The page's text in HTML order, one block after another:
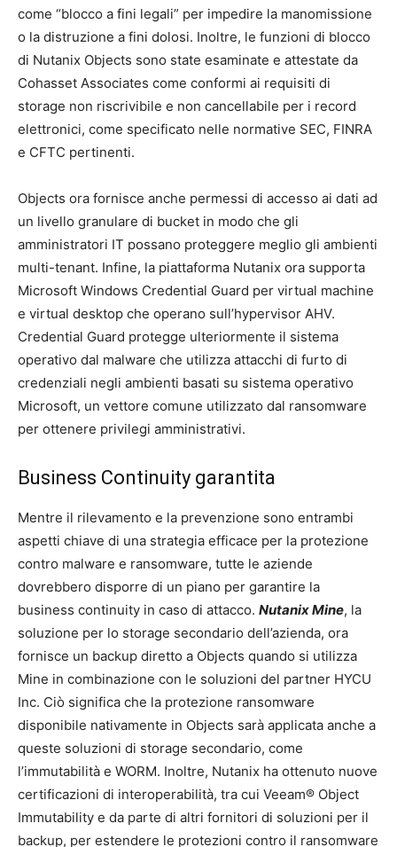
come “blocco a fini legali” per impedire la manomissione
o la distruzione a fini dolosi. Inoltre, le funzioni di blocco
di Nutanix Objects sono state esaminate e attestate da
Cohasset Associates come conformi ai requisiti di
storage non riscrivibile e non cancellabile per i record
elettronici, come specificato nelle normative SEC, FINRA
e CFTC pertinenti.
Objects ora fornisce anche permessi di accesso ai dati ad
un livello granulare di bucket in modo che gli
amministratori IT possano proteggere meglio gli ambienti
multi-tenant. Infine, la piattaforma Nutanix ora supporta
Microsoft Windows Credential Guard per virtual machine
e virtual desktop che operano sull’hypervisor AHV.
Credential Guard protegge ulteriormente il sistema
operativo dal malware che utilizza attacchi di furto di
credenziali negli ambienti basati su sistema operativo
Microsoft, un vettore comune utilizzato dal ransomware
per ottenere privilegi amministrativi.
Business Continuity garantita
Mentre il rilevamento e la prevenzione sono entrambi
aspetti chiave di una strategia efficace per la protezione
contro malware e ransomware, tutte le aziende
dovrebbero disporre di un piano per garantire la
business continuity in caso di attacco. Nutanix Mine, la
soluzione per lo storage secondario dell’azienda, ora
fornisce un backup diretto a Objects quando si utilizza
Mine in combinazione con le soluzioni del partner HYCU
Inc. Ciò significa che la protezione ransomware
disponibile nativamente in Objects sarà applicata anche a
queste soluzioni di storage secondario, come
l’immutabilità e WORM. Inoltre, Nutanix ha ottenuto nuove
certificazioni di interoperabilità, tra cui Veeam® Object
Immutability e da parte di altri fornitori di soluzioni per il
backup, per estendere le protezioni contro il ransomware